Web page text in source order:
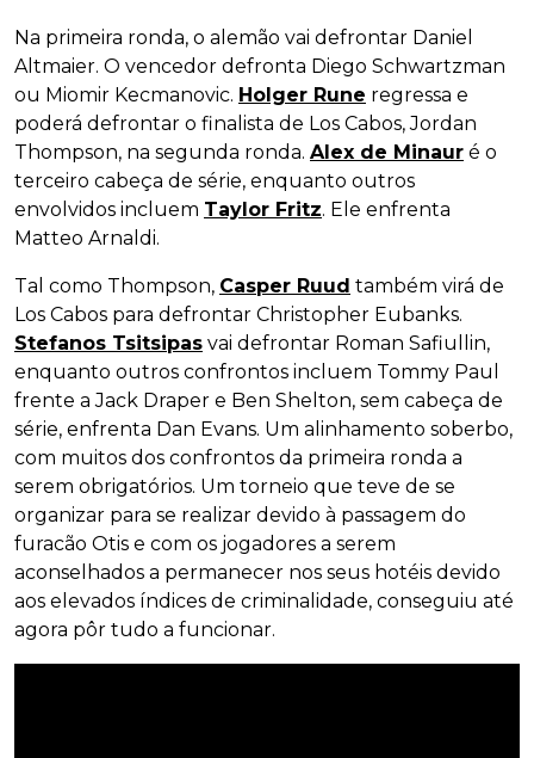
Na primeira ronda, o alemão vai defrontar Daniel
Altmaier. O vencedor defronta Diego Schwartzman
ou Miomir Kecmanovic. Holger Rune regressa e
poderá defrontar o finalista de Los Cabos, Jordan
Thompson, na segunda ronda. Alex de Minaur é o
terceiro cabeça de série, enquanto outros
envolvidos incluem Taylor Fritz. Ele enfrenta
Matteo Arnaldi.
Tal como Thompson, Casper Ruud também virá de
Los Cabos para defrontar Christopher Eubanks.
Stefanos Tsitsipas vai defrontar Roman Safiullin,
enquanto outros confrontos incluem Tommy Paul
frente a Jack Draper e Ben Shelton, sem cabeça de
série, enfrenta Dan Evans. Um alinhamento soberbo,
com muitos dos confrontos da primeira ronda a
serem obrigatórios. Um torneio que teve de se
organizar para se realizar devido à passagem do
furacão Otis e com os jogadores a serem
aconselhados a permanecer nos seus hotéis devido
aos elevados índices de criminalidade, conseguiu até
agora pôr tudo a funcionar.